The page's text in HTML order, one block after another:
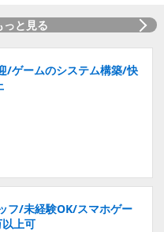
っと見る
/ゲームのシステム構築/快
フ/未経験OK/スマホゲー
上可